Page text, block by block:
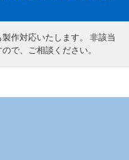
作対応いたします。 非該当
で、ご相談ください。